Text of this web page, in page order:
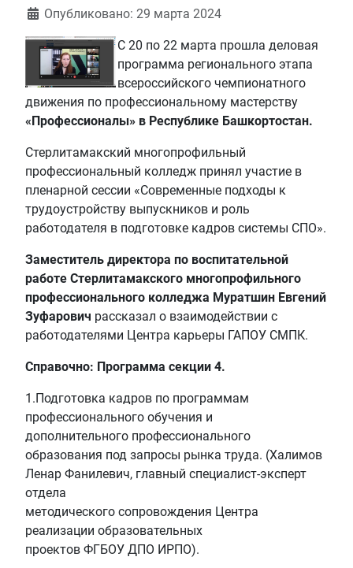
Информация о материале
Опубликовано: 29 марта 2024
С 20 по 22 марта прошла деловая
программа регионального этапа
всероссийского чемпионатного
движения по профессиональному мастерству
«Профессионалы» в Республике Башкортостан.
Стерлитамакский многопрофильный
профессиональный колледж принял участие в
пленарной сессии «Современные подходы к
трудоустройству выпускников и роль
работодателя в подготовке кадров системы СПО».
Заместитель директора по воспитательной
работе Стерлитамакского многопрофильного
профессионального колледжа Муратшин Евгений
Зуфарович рассказал о взаимодействии с
работодателями Центра карьеры ГАПОУ СМПК.
Справочно: Программа секции 4.
1.Подготовка кадров по программам
профессионального обучения и
дополнительного профессионального
образования под запросы рынка труда. (Халимов
Ленар Фанилевич, главный специалист-эксперт
отдела
методического сопровождения Центра
реализации образовательных
проектов ФГБОУ ДПО ИРПО).